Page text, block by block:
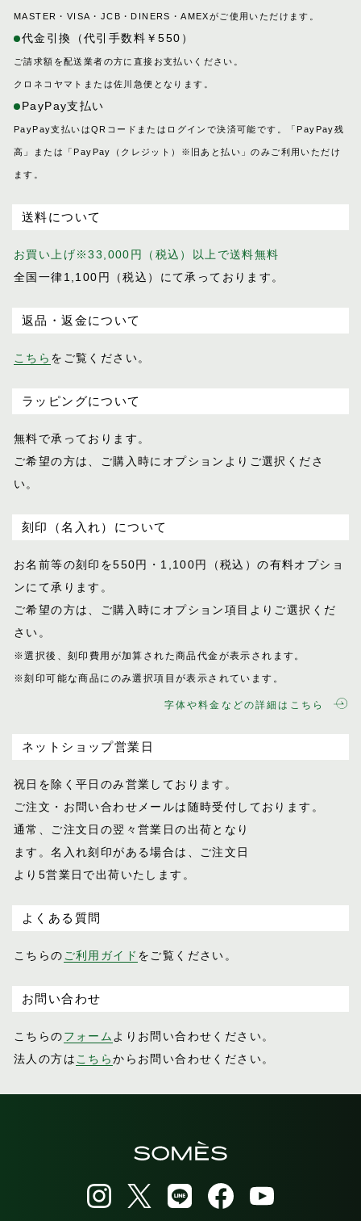
MASTER・VISA・JCB・DINERS・AMEXがご使用いただけます。
代金引換（代引手数料￥550）
ご請求額を配送業者の方に直接お支払いください。
クロネコヤマトまたは佐川急便となります。
PayPay支払い
PayPay支払いはQRコードまたはログインで決済可能です。「PayPay残
高」または「PayPay（クレジット）※旧あと払い」のみご利用いただけ
ます。
送料について
お買い上げ※33,000円（税込）以上で送料無料
全国一律1,100円（税込）にて承っております。
返品・返金について
こちら をご覧ください。
ラッピングについて
無料で承っております。
ご希望の方は、ご購入時にオプションより ご選択くださ
い。
刻印（名入れ）について
お名前等の刻印を550円・1,100円（税込）の有料オプショ
ンにて承ります。
ご希望の方は、ご購入時にオプション項目 よりご選択くだ
さい。
※選択後、刻印費用が加算された商品代金が表示 されます。
※刻印可能な商品にのみ選択項目が表示されてい ます。
字体や料金などの詳細はこちら
ネットショップ営業日
祝日を除く平日のみ営業しております。
ご注文・お問い合わせメールは随時受付し ております。
通常、ご注文日の翌々営業日の出荷となり
ます。名入れ刻印がある場合は、ご注文日
より5営業日で出荷いたします。
よくある質問
こちらの ご利用ガイド をご覧ください。
お問い合わせ
こちらのフォーム よりお問い合わせください。
法人の方は こちらからお問い合わせください。